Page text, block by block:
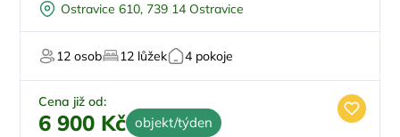
Ostravice 610, 739 14 Ostravice
12 osob 12 lůžek 4 pokoje
Cena již od:
6 900 Kč objekt/týden